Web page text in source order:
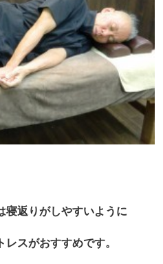
寝返りがしやすいように
スがおすすめです。